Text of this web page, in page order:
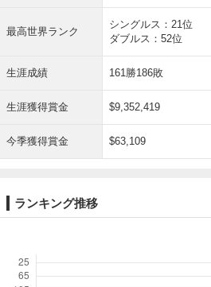
最高世界ランク
シングルス：21位
ダブルス：52位
生涯成績 161勝186敗
生涯獲得賞金 $9,352,419
今季獲得賞金 $63,109
ランキング推移